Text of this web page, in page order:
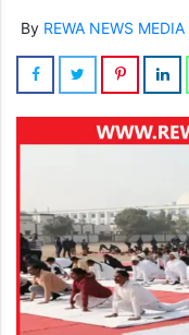
By REWA NEWS MEDIA